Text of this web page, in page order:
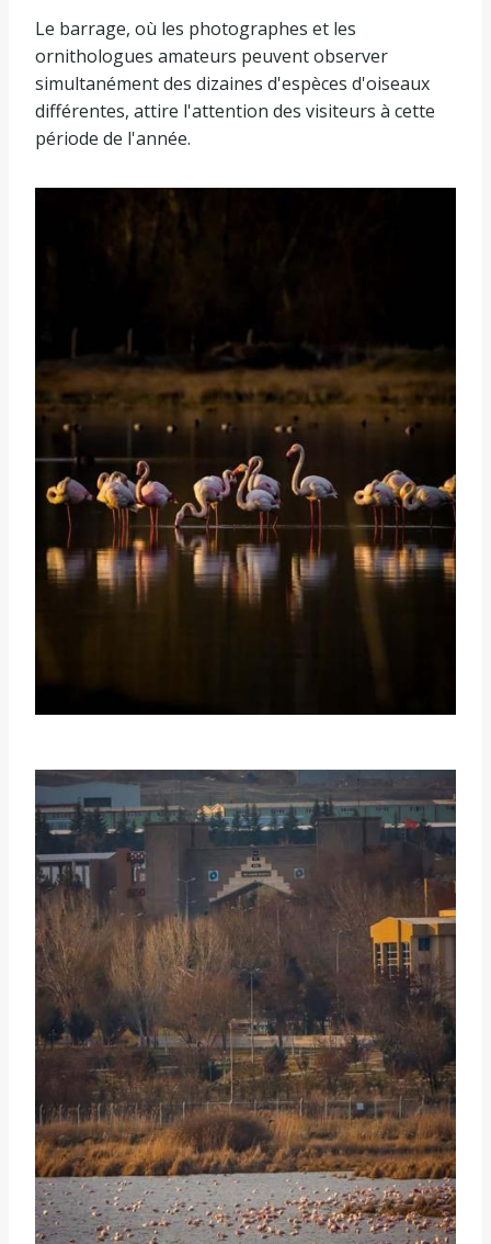
Le barrage, où les photographes et les
ornithologues amateurs peuvent observer
simultanément des dizaines d'espèces d'oiseaux
différentes, attire l'attention des visiteurs à cette
période de l'année.